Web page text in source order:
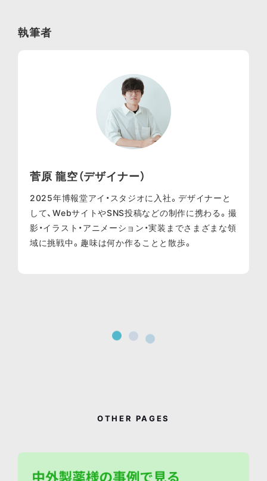
執筆者
菅原 龍空（デザイナー）
2025年博報堂アイ・スタジオに入社。デザイナーと
して、WebサイトやSNS投稿などの制作に携わる。撮
影・イラスト・アニメーション・実装までさまざまな領
域に挑戦中。趣味は何か作ることと散歩。
OTHER PAGES